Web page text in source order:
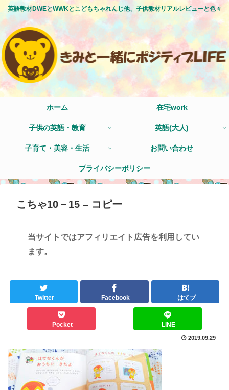
英語教材DWEとWWKとこどもちゃれんじ他、子供教材リアルレビューと色々
ホーム 在宅work
子供の英語・教育 英語(大人)
子育て・美容・生活 お問い合わせ
プライバシーポリシー
こちゃ10－15 – コピー
当サイトではアフィリエイト広告を利用してい
ます。
Twitter Facebook はてブ
Pocket LINE
2019.09.29